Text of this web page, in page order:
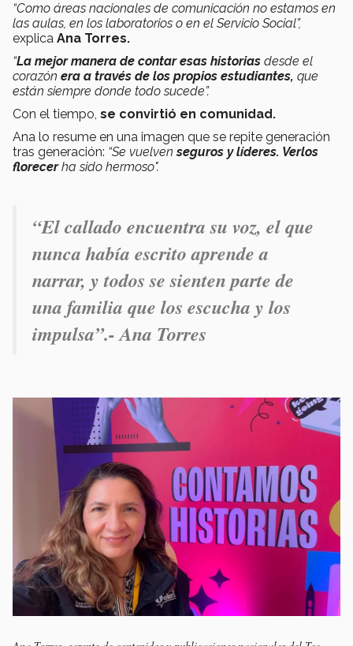
“Como áreas nacionales de comunicación no estamos en
las aulas, en los laboratorios o en el Servicio Social”,
explica Ana Torres.
“La mejor manera de contar esas historias desde el
corazón era a través de los propios estudiantes, que
están siempre donde todo sucede”.
Con el tiempo, se convirtió en comunidad.
Ana lo resume en una imagen que se repite generación
tras generación: “Se vuelven seguros y líderes. Verlos
florecerha sido hermoso".
“El callado encuentra su voz, el que
nunca había escrito aprende a
narrar, y todos se sienten parte de
una familia que los escucha y los
impulsa”.- Ana Torres